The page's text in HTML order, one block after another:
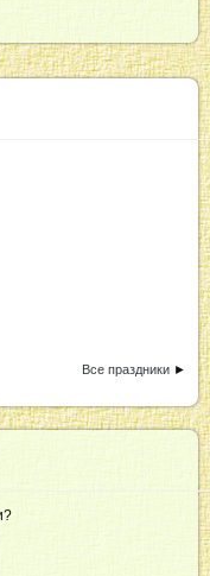
Все праздники ►